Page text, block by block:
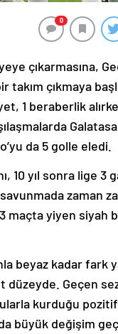
0
çıkarmasına,
çıkmaya
1 beraberlik
da 5 golle eledi.
10 yıl sonra lige 3
zaman
yiyen siyah
beyaz kadar fark
düzeyde. Geçen
kurduğu
büyük değişim